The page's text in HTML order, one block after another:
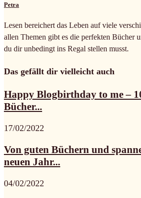
Petra
Lesen bereichert das Leben auf viele
allen Themen gibt es die perfekten Bücher
du dir unbedingt ins Regal stellen musst.
Das gefällt dir vielleicht auch
Happy Blogbirthday to me –
Bücher...
17/02/2022
Von guten Büchern und
neuen Jahr...
04/02/2022